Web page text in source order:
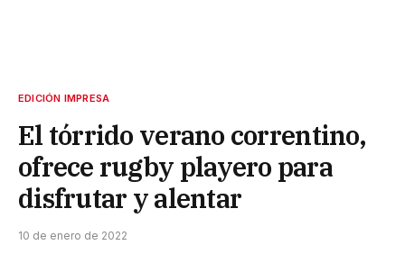
EDICIÓN IMPRESA
El tórrido verano correntino,
ofrece rugby playero para
disfrutar y alentar
10 de enero de 2022